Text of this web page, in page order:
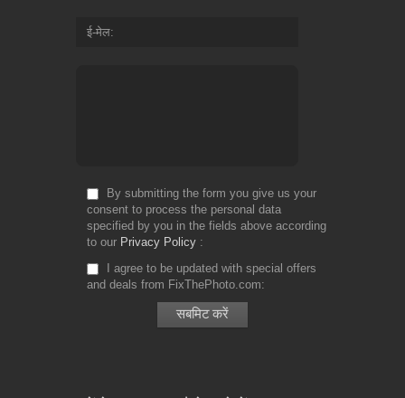
ई-मेल
By submitting the form you give us your
consent to process the personal data
specified by you in the fields above according
to our Privacy Policy
I agree to be updated with special offers
and deals from FixThePhoto.com